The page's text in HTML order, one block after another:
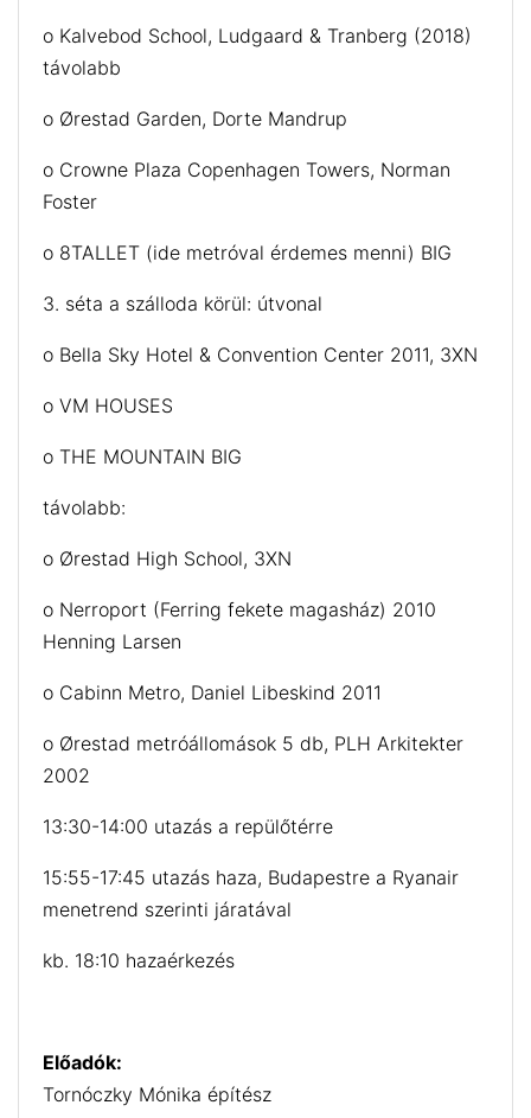
o Kalvebod School, Ludgaard & Tranberg (2018)
távolabb
o Ørestad Garden, Dorte Mandrup
o Crowne Plaza Copenhagen Towers, Norman
Foster
o 8TALLET (ide metróval érdemes menni) BIG
3. séta a szálloda körül: útvonal
o Bella Sky Hotel & Convention Center 2011, 3XN
o VM HOUSES
o THE MOUNTAIN BIG
távolabb:
o Ørestad High School, 3XN
o Nerroport (Ferring fekete magasház) 2010
Henning Larsen
o Cabinn Metro, Daniel Libeskind 2011
o Ørestad metróállomások 5 db, PLH Arkitekter
2002
13:30-14:00 utazás a repülőtérre
15:55-17:45 utazás haza, Budapestre a Ryanair
menetrend szerinti járatával
kb. 18:10 hazaérkezés
Előadók:
Tornóczky Mónika építész